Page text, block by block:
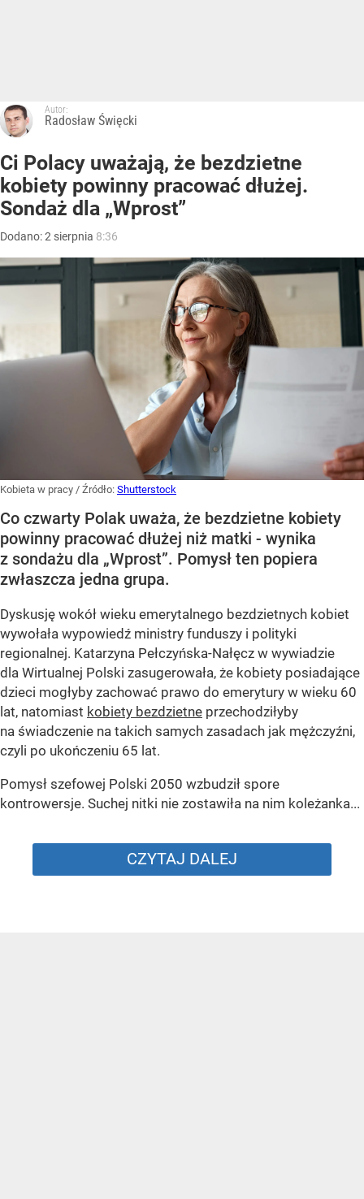
Autor:
Radosław Święcki
Ci Polacy uważają, że bezdzietne
kobiety powinny pracować dłużej.
Sondaż dla „Wprost”
Dodano:2 sierpnia 8:36
Kobieta w pracy / Źródło: Shutterstock
Co czwarty Polak uważa, że bezdzietne kobiety
powinny pracować dłużej niż matki - wynika
z sondażu dla „Wprost”. Pomysł ten popiera
zwłaszcza jedna grupa.
Dyskusję wokół wieku emerytalnego bezdzietnych kobiet
wywołała wypowiedź ministry funduszy i polityki
regionalnej. Katarzyna Pełczyńska-Nałęcz w wywiadzie
dla Wirtualnej Polski zasugerowała, że kobiety posiadające
dzieci mogłyby zachować prawo do emerytury w wieku 60
lat, natomiast kobiety bezdzietne przechodziłyby
na świadczenie na takich samych zasadach jak mężczyźni,
czyli po ukończeniu 65 lat.
Pomysł szefowej Polski 2050 wzbudził spore
kontrowersje. Suchej nitki nie zostawiła na nim koleżanka...
CZYTAJ DALEJ